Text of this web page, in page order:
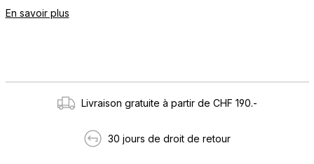
En savoir plus
Livraison gratuite à partir de CHF 190.-
30 jours de droit de retour